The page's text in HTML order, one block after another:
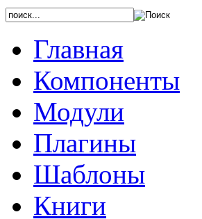
Главная
Компоненты
Модули
Плагины
Шаблоны
Книги